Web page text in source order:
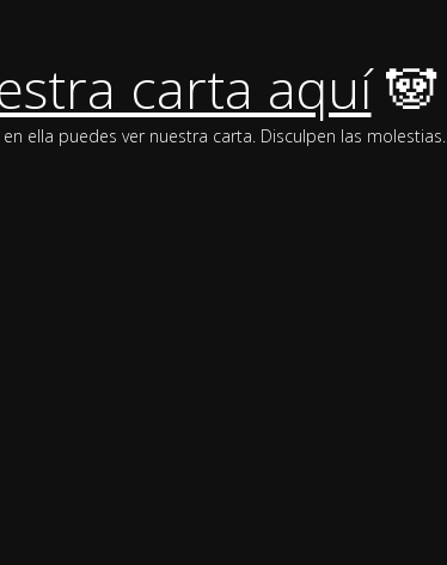
carta aquí🐼
ella puedes ver nuestra carta. Disculpen las molestias.